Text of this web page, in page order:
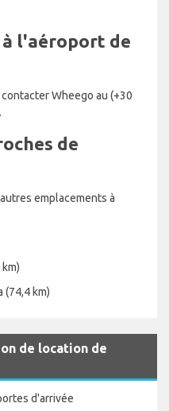
à l'aéroport de
Wheego au (+30
de
emplacements à
(74,4 km)
de location de
d'arrivée